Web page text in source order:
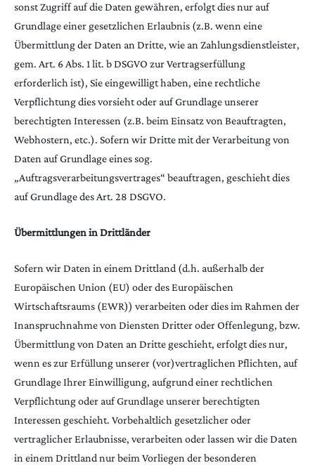
sonst Zugriff auf die Daten gewähren, erfolgt dies nur auf
Grundlage einer gesetzlichen Erlaubnis (z.B. wenn eine
Übermittlung der Daten an Dritte, wie an Zahlungsdienstleister,
gem. Art. 6 Abs. 1 lit. b DSGVO zur Vertragserfüllung
erforderlich ist), Sie eingewilligt haben, eine rechtliche
Verpflichtung dies vorsieht oder auf Grundlage unserer
berechtigten Interessen (z.B. beim Einsatz von Beauftragten,
Webhostern, etc.). Sofern wir Dritte mit der Verarbeitung von
Daten auf Grundlage eines sog.
„Auftragsverarbeitungsvertrages“ beauftragen, geschieht dies
auf Grundlage des Art. 28 DSGVO.
Übermittlungen in Drittländer
Sofern wir Daten in einem Drittland (d.h. außerhalb der
Europäischen Union (EU) oder des Europäischen
Wirtschaftsraums (EWR)) verarbeiten oder dies im Rahmen der
Inanspruchnahme von Diensten Dritter oder Offenlegung, bzw.
Übermittlung von Daten an Dritte geschieht, erfolgt dies nur,
wenn es zur Erfüllung unserer (vor)vertraglichen Pflichten, auf
Grundlage Ihrer Einwilligung, aufgrund einer rechtlichen
Verpflichtung oder auf Grundlage unserer berechtigten
Interessen geschieht. Vorbehaltlich gesetzlicher oder
vertraglicher Erlaubnisse, verarbeiten oder lassen wir die Daten
in einem Drittland nur beim Vorliegen der besonderen